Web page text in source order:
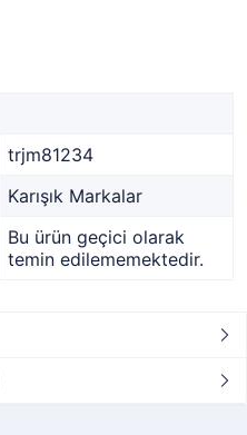
trjm81234
Karışık Markalar
Bu ürün geçici olarak
temin edilememektedir.